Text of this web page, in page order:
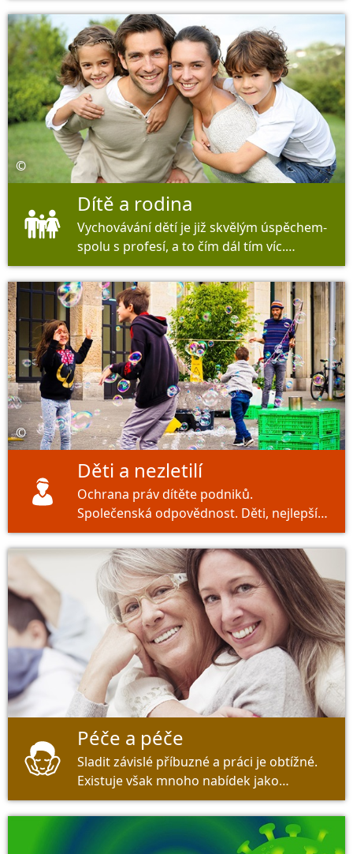
©
Dítě a rodina
Vychovávání dětí je již skvělým úspěchem-
spolu s profesí, a to čím dál tím víc.
Získáte zde širokou škálu podpory.
©
Děti a nezletilí
Ochrana práv dítěte podniků.
Společenská odpovědnost. Děti, nejlepší
investice do budoucnosti.
Péče a péče
Sladit závislé příbuzné a práci je obtížné.
Existuje však mnoho nabídek jako
pomůcka.